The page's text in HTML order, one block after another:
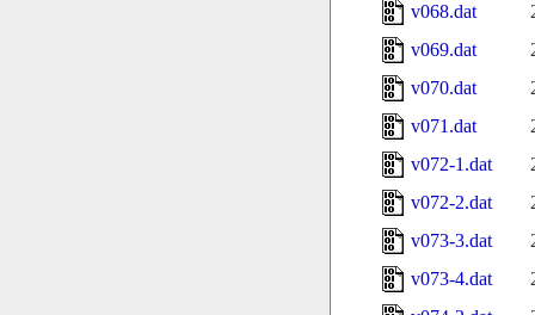
v068.dat
v069.dat
v070.dat
v071.dat
v072-1.dat
v072-2.dat
v073-3.dat
v073-4.dat